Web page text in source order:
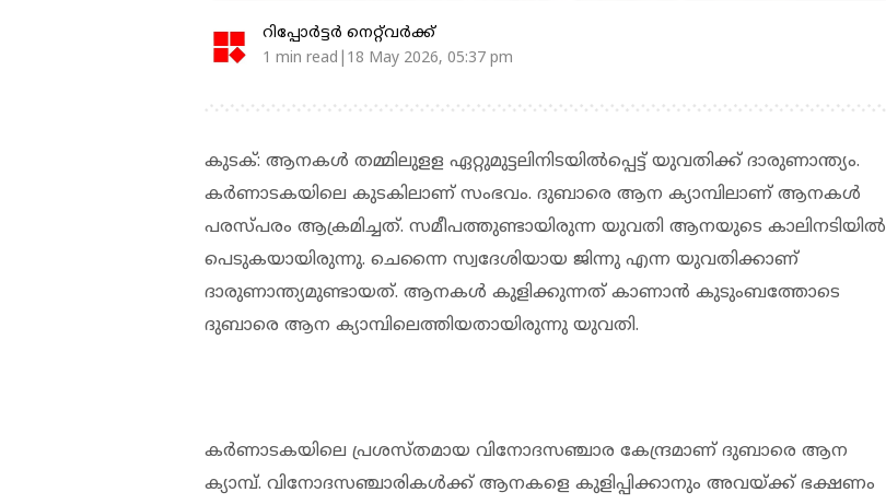
റിപ്പോർട്ടർ നെറ്റ്‌വര്‍ക്ക്‌
1 min read|18 May 2026, 05:37 pm
കുടക്: ആനകള്‍ തമ്മിലുളള ഏറ്റുമുട്ടലിനിടയില്‍പ്പെട്ട് യുവതിക്ക് ദാരുണാന്ത്യം.
കര്‍ണാടകയിലെ കുടകിലാണ് സംഭവം. ദുബാരെ ആന ക്യാമ്പിലാണ് ആനകള്‍
പരസ്പരം ആക്രമിച്ചത്. സമീപത്തുണ്ടായിരുന്ന യുവതി ആനയുടെ കാലിനടിയില്‍
പെടുകയായിരുന്നു. ചെന്നൈ സ്വദേശിയായ ജിന്നു എന്ന യുവതിക്കാണ്
ദാരുണാന്ത്യമുണ്ടായത്. ആനകള്‍ കുളിക്കുന്നത് കാണാന്‍ കുടുംബത്തോടെ
ദുബാരെ ആന ക്യാമ്പിലെത്തിയതായിരുന്നു യുവതി.
കര്‍ണാടകയിലെ പ്രശസ്തമായ വിനോദസഞ്ചാര കേന്ദ്രമാണ് ദുബാരെ ആന
ക്യാമ്പ്. വിനോദസഞ്ചാരികള്‍ക്ക് ആനകളെ കുളിപ്പിക്കാനും അവയ്ക്ക് ഭക്ഷണം